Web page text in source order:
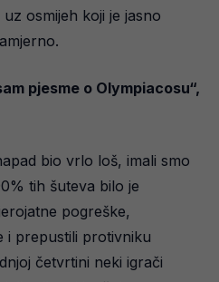
osmijeh koji je jasno
pjesme o Olympiacosu“,
bio vrlo loš, imali smo
tih šuteva bilo je
pogreške,
i prepustili protivniku
četvrtini neki igrači